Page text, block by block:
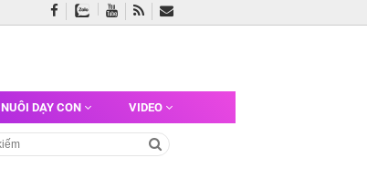
NUÔI DẠY CON VIDEO